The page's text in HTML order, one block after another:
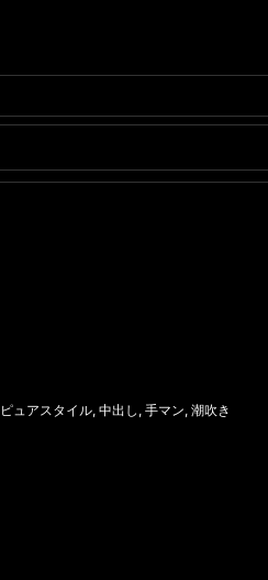
ピュアスタイル, 中出し , 手マン, 潮吹き